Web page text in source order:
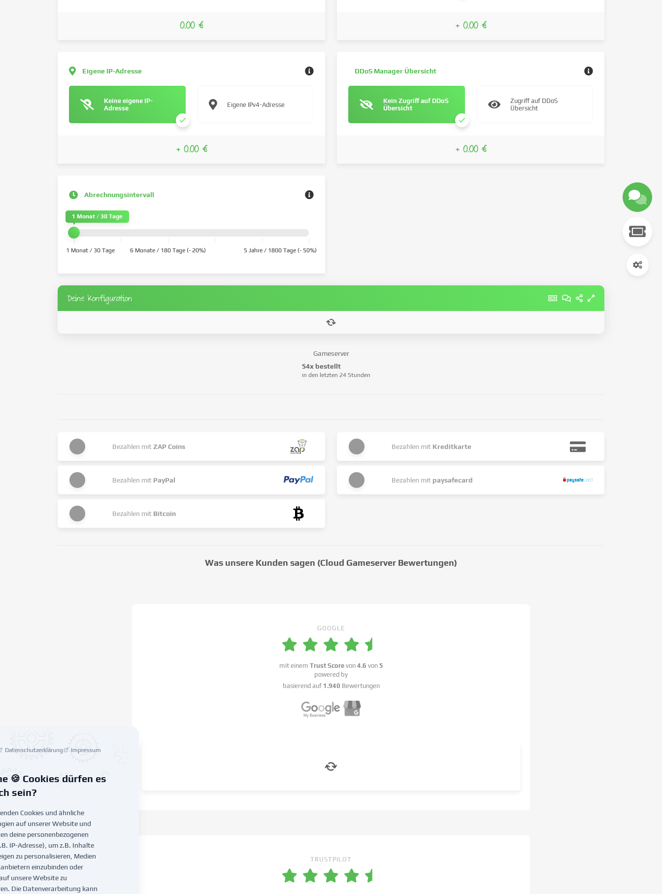
0.00 € + 0.00 €
Eigene IP-Adresse
Keine eigene IP-
Adresse
Eigene IPv4-Adresse
+ 0.00 €
DDoS Manager Übersicht
Kein Zugriff auf DDoS
Übersicht
Zugriff auf DDoS
Übersicht
+ 0.00 €
Abrechnungsintervall
1 Monat / 30 Tage 6 Monate / 180 Tage (- 20%) 5 Jahre / 1800 Tage (- 50%)
1 Monat / 30 Tage
Deine Konfiguration
Gameserver
54x bestellt
in den letzten 24 Stunden
Bezahlen mitZAP Coins Bezahlen mit Kreditkarte
Bezahlen mit PayPal Bezahlen mit paysafecard
Bezahlen mit Bitcoin
Was unsere Kunden sagen (Cloud Gameserver Bewertungen)
GOOGLE
mit einem Trust Scorevon 4.6 von 5
powered by
basierend auf 1.940 Bewertungen
TRUSTPILOT
Datenschutzerklärung Impressum
🍪 Cookies dürfen es
sein?
Cookies und ähnliche
auf unserer Website und
deine personenbezogenen
IP-Adresse), um z.B. Inhalte
zu personalisieren, Medien
einzubinden oder
unsere Website zu
Die Datenverarbeitung kann